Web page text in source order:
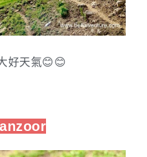
好天氣😊😊